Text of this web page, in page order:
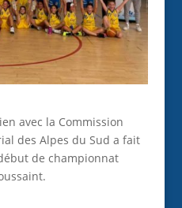
avec la Commission
des Alpes du Sud a fait
de championnat